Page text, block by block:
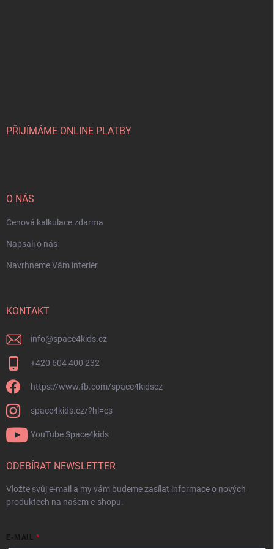
PŘIJÍMÁME ONLINE PLATBY
O NÁS
Cenová kalkulace zdarma
Napsali o nás
Navrhneme Vám interiér
KONTAKT
info@space4kids.cz
+420 604 400 232
https://www.fb.com/space4kidscz
space4kids.cz/?hl=cs
YouTube Space4kids
ODEBÍRAT NEWSLETTER
Vložte svůj e-mail a my vám budeme zasílat informace o nových
produktech na našem e-shopu.
E-MAIL